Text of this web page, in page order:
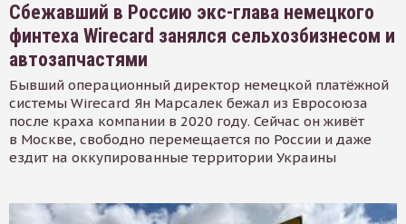
Сбежавший в Россию экс-глава немецкого
финтеха Wirecard занялся сельхозбизнесом и
автозапчастями
Бывший операционный директор немецкой платёжной
системы Wirecard Ян Марсалек бежал из Евросоюза
после краха компании в 2020 году. Сейчас он живёт
в Москве, свободно перемещается по России и даже
ездит на оккупированные территории Украины